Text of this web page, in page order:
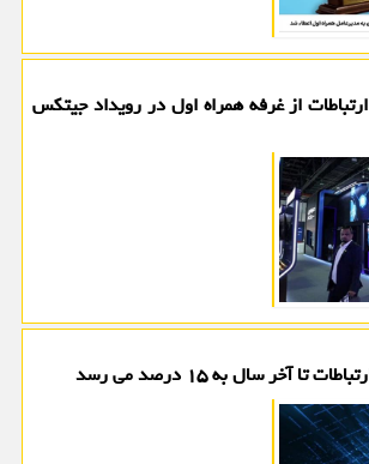
از غرفه همراه اول در رویداد جیتکس
آخر سال به ۱۵ درصد می رسد